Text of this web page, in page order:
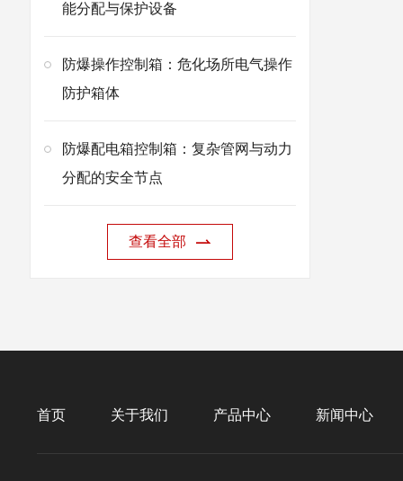
能分配与保护设备
防爆操作控制箱：危化场所电气操作
防护箱体
防爆配电箱控制箱：复杂管网与动力
分配的安全节点
查看全部
首页 关于我们 产品中心 新闻中心